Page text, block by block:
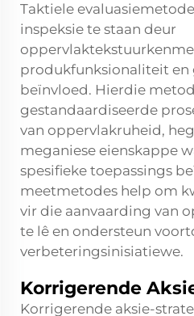
Taktiele
inspeksie te staan deur
produkfunksionaliteit en
beïnvloed. Hierdie
gestandaardiseerde
van oppervlakruheid,
meganiese eienskappe
spesifieke toepassings
meetmetodes help om
vir die aanvaarding van
te lê en ondersteun
verbeteringsinisiatiewe.
Korrigerende
Korrigerende aksie-